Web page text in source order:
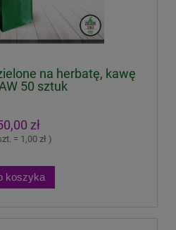
na herbatę, kawę
50 sztuk
zł
= 1,00 zł )
koszyka